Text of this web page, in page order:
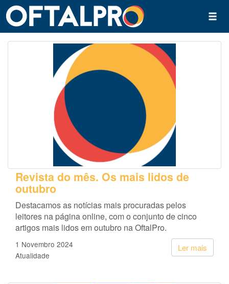
Revista do mês. Os mais lidos de
outubro
Destacamos as notícias mais procuradas pelos
leitores na página online, com o conjunto de cinco
artigos mais lidos em outubro na OftalPro.
Ler mais
1 Novembro 2024
Atualidade